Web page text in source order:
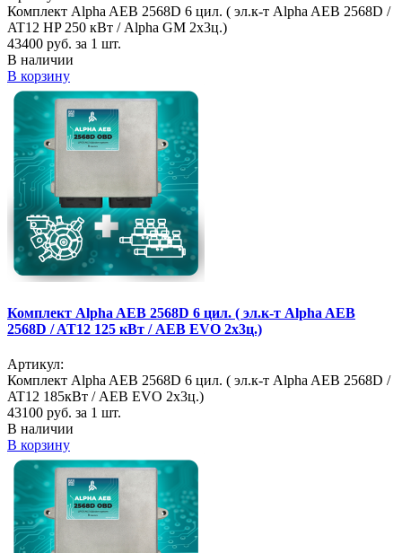
Комплект Alpha AEB 2568D 6 цил. ( эл.к-т Alpha AEB 2568D /
AT12 HP 250 кВт / Alpha GM 2х3ц.)
43400 руб. за 1 шт.
В наличии
В корзину
Комплект Alpha AEB 2568D 6 цил. ( эл.к-т Alpha AEB
2568D / AT12 125 кВт / AEB EVO 2х3ц.)
Артикул:
Комплект Alpha AEB 2568D 6 цил. ( эл.к-т Alpha AEB 2568D /
AT12 185кВт / AEB EVO 2х3ц.)
43100 руб. за 1 шт.
В наличии
В корзину